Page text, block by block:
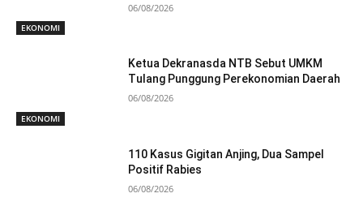
EKONOMI
06/08/2026
EKONOMI
Ketua Dekranasda NTB Sebut UMKM
Tulang Punggung Perekonomian Daerah
06/08/2026
110 Kasus Gigitan Anjing, Dua Sampel
Positif Rabies
06/08/2026